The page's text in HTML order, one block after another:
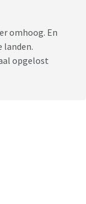
omhoog. En
landen.
opgelost